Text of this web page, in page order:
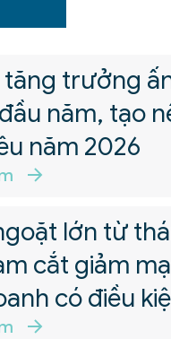
tăng trưởng
năm, tạo
năm 2026
lớn từ
cắt giảm
có điều